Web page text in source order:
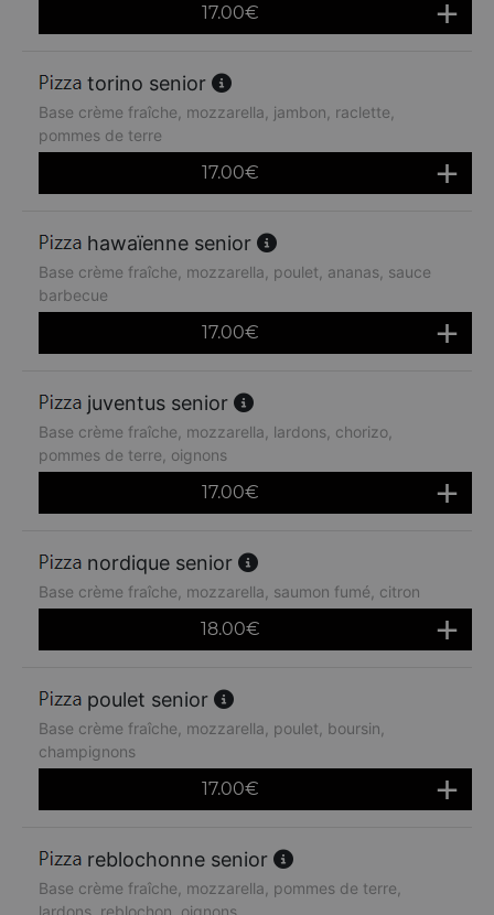
17.00€
torino senior
Base crème fraîche, mozzarella, jambon, raclette,
pommes de terre
17.00€
hawaïenne senior
Base crème fraîche, mozzarella, poulet, ananas, sauce
barbecue
17.00€
juventus senior
Base crème fraîche, mozzarella, lardons, chorizo,
pommes de terre, oignons
17.00€
nordique senior
Base crème fraîche, mozzarella, saumon fumé, citron
18.00€
poulet senior
Base crème fraîche, mozzarella, poulet, boursin,
champignons
17.00€
reblochonne senior
Base crème fraîche, mozzarella, pommes de terre,
lardons, reblochon, oignons